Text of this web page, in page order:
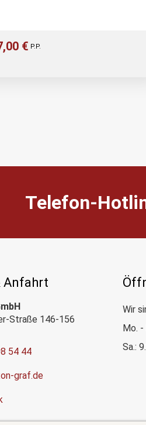
€ P.P.
Telefon-
Anfahrt
Straße 146-156
54 44
Wir
Mo. -
Sa.: